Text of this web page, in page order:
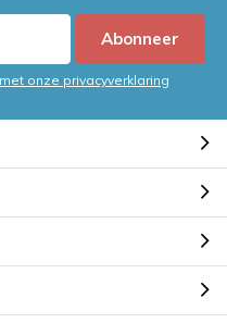
Abonneer
onze privacyverklaring